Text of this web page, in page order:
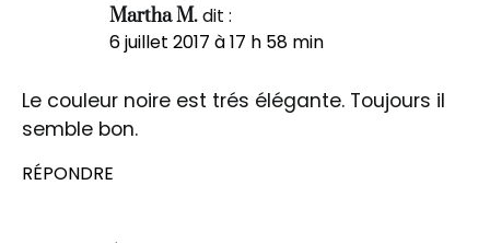
Martha M.dit :
6 juillet 2017 à 17 h 58 min
Le couleur noire est trés élégante. Toujours il
semble bon.
RÉPONDRE